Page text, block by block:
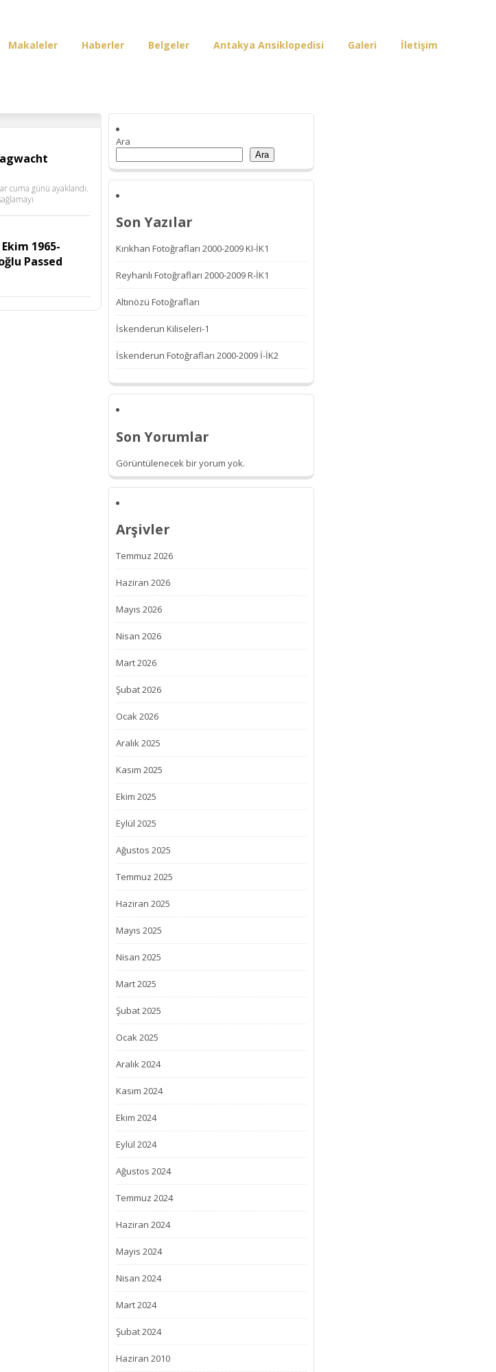
Makaleler Haberler Belgeler Antakya Ansiklopedisi Galeri İletişim
cuma günü ayaklandı.
1965-
Passed
Ara
Ara
Son Yazılar
Kırıkhan Fotoğrafları 2000-2009 KI-İK1
Reyhanlı Fotoğrafları 2000-2009 R-İK1
Altınözü Fotoğrafları
İskenderun Kiliseleri-1
İskenderun Fotoğrafları 2000-2009 İ-İK2
Son Yorumlar
Görüntülenecek bir yorum yok.
Arşivler
Temmuz 2026
Haziran 2026
Mayıs 2026
Nisan 2026
Mart 2026
Şubat 2026
Ocak 2026
Aralık 2025
Kasım 2025
Ekim 2025
Eylül 2025
Ağustos 2025
Temmuz 2025
Haziran 2025
Mayıs 2025
Nisan 2025
Mart 2025
Şubat 2025
Ocak 2025
Aralık 2024
Kasım 2024
Ekim 2024
Eylül 2024
Ağustos 2024
Temmuz 2024
Haziran 2024
Mayıs 2024
Nisan 2024
Mart 2024
Şubat 2024
Haziran 2010